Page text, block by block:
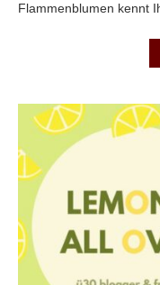
Flammenblumen kennt